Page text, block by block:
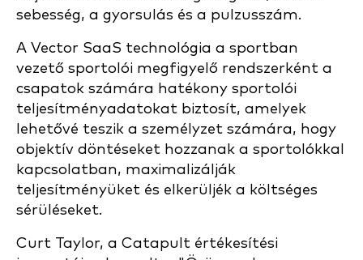
sebesség, a gyorsulás és a pulzusszám.
A Vector SaaS technológia a sportban
vezető sportolói megfigyelő rendszerként a
csapatok számára hatékony sportolói
teljesítményadatokat biztosít, amelyek
lehetővé teszik a személyzet számára, hogy
objektív döntéseket hozzanak a sportolókkal
kapcsolatban, maximalizálják
teljesítményüket és elkerüljék a költséges
sérüléseket.
Curt Taylor, a Catapult értékesítési